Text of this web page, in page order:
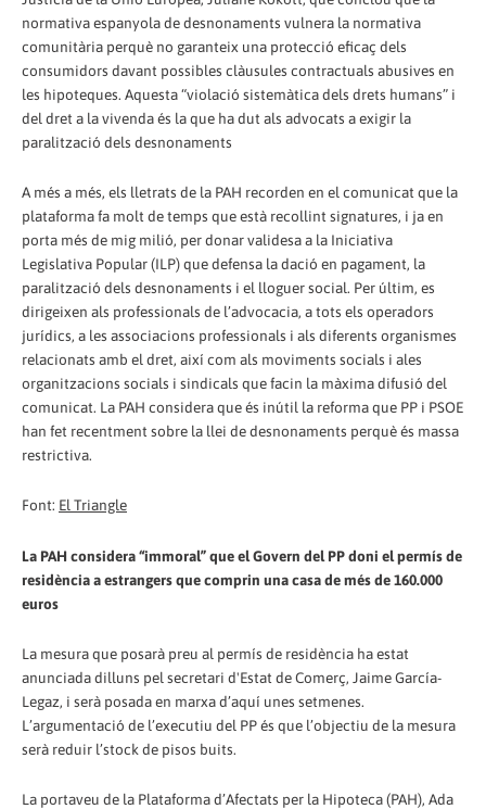
normativa espanyola de desnonaments vulnera la normativa
comunitària perquè no garanteix una protecció eficaç dels
consumidors davant possibles clàusules contractuals abusives en
les hipoteques. Aquesta “violació sistemàtica dels drets humans” i
del dret a la vivenda és la que ha dut als advocats a exigir la
paralització dels desnonaments
A més a més, els lletrats de la PAH recorden en el comunicat que la
plataforma fa molt de temps que està recollint signatures, i ja en
porta més de mig milió, per donar validesa a la Iniciativa
Legislativa Popular (ILP) que defensa la dació en pagament, la
paralització dels desnonaments i el lloguer social. Per últim, es
dirigeixen als professionals de l’advocacia, a tots els operadors
jurídics, a les associacions professionals i als diferents organismes
relacionats amb el dret, així com als moviments socials i ales
organitzacions socials i sindicals que facin la màxima difusió del
comunicat. La PAH considera que és inútil la reforma que PP i PSOE
han fet recentment sobre la llei de desnonaments perquè és massa
restrictiva.
Font: El Triangle
La PAH considera “immoral” que el Govern del PP doni el permís de
residència a estrangers que comprin una casa de més de 160.000
euros
La mesura que posarà preu al permís de residència ha estat
anunciada dilluns pel secretari d'Estat de Comerç, Jaime García-
Legaz, i serà posada en marxa d’aquí unes setmenes.
L’argumentació de l’executiu del PP és que l’objectiu de la mesura
serà reduir l’stock de pisos buits.
La portaveu de la Plataforma d’Afectats per la Hipoteca (PAH), Ada